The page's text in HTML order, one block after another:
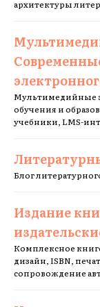
архитектуры
Мультимедийные
обучения и
учебники, LMS-
Блог
Издание
Комплексное
дизайн, ISBN,
сопровождение